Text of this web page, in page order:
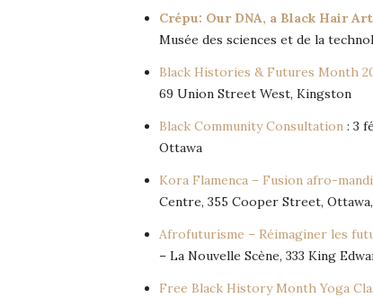
Crépu: Our DNA, a Black Hair
Musée des sciences et de la
Black Histories & Futures Month
69 Union Street West, Kingston
Black Community Consultation : 3
Ottawa
Kora Flamenca – Fusion afro-
Centre, 355 Cooper Street,
Afrofuturisme – Réimaginer les
– La Nouvelle Scène, 333 King
Free Black History Month Yoga